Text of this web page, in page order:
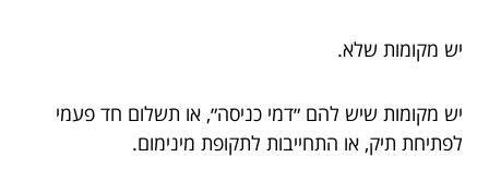
יש מקומות שלא.
יש מקומות שיש להם ״דמי כניסה״, או תשלום חד פעמי
לפתיחת תיק, או התחייבות לתקופת מינימום.